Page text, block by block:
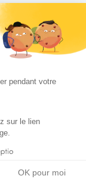
pendant votre
sur le lien
OK pour moi
France